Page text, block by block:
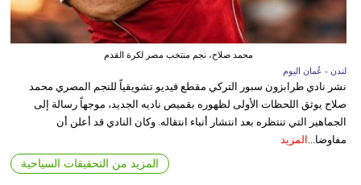
محمد صلاح، نجم منتخب مصر لكرة القدم
لندن - عُمان اليوم
نشر نادي طرابزون سبور التركي مقطع فيديو تشويقياً للنجم المصري محمد
صلاح يوثق اللحظات الأولى لظهوره بقميص ناديه الجديد، موجهاً رسالة إلى
الجماهير التي تنتظره بعد انتشار أنباء انتقاله. وكان النادي قد أعلن أن
مفاوضا... المزيد
المزيد من التحقيقات السياحية